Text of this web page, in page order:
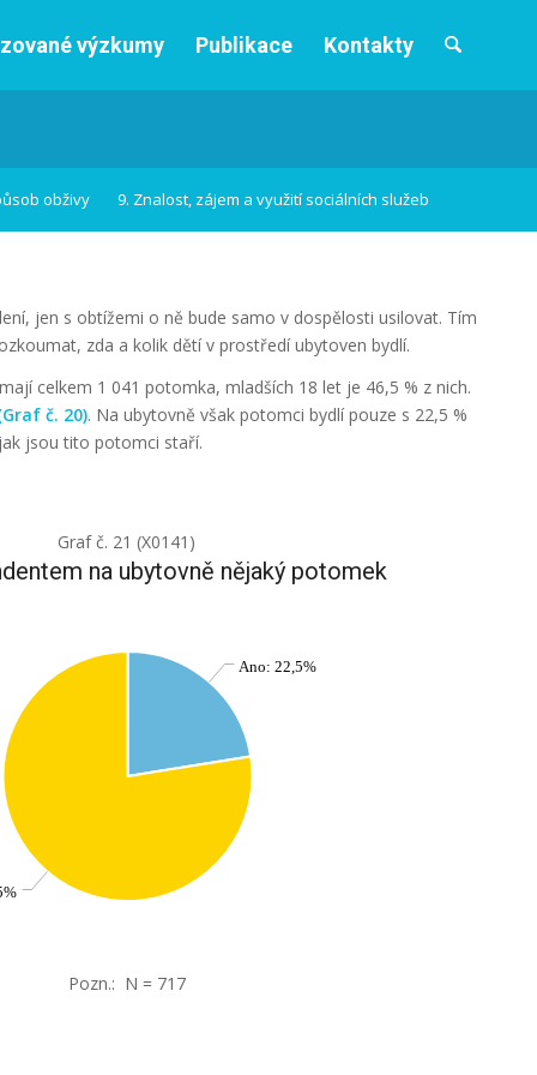
výzkumy Publikace Kontakty
obživy 9. Znalost, zájem a využití sociálních služeb
jen s obtížemi o ně bude samo v dospělosti usilovat. Tím
zda a kolik dětí v prostředí ubytoven bydlí.
celkem 1 041 potomka, mladších 18 let je 46,5 % z nich.
č. 20). Na ubytovně však potomci bydlí pouze s 22,5 %
jsou tito potomci staří.
Graf č. 21 (X0141)
na ubytovně nějaký potomek
Ano: 22,5%
Pozn.: N = 717